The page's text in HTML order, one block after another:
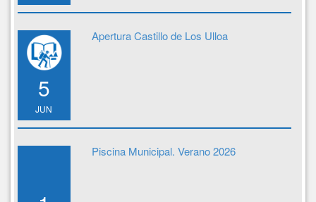
5
JUN
Apertura Castillo de Los Ulloa
Piscina Municipal. Verano 2026